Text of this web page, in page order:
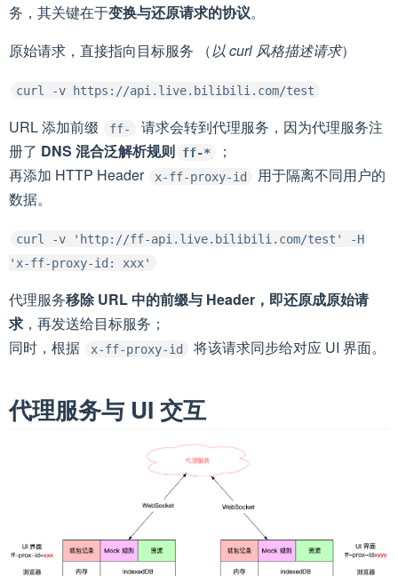
务，其关键在于变换与还原请求的协议。
原始请求，直接指向目标服务 （以 curl 风格描述请求）
curl -v https://api.live.bilibili.com/test
URL 添加前缀 ff-
请求会转到代理服务，因为代理服务注
册了 DNS 混合泛解析规则 ff-*
；
再添加 HTTP Header
x-ff-proxy-id
用于隔离不同用户的
数据。
curl -v 'http://ff-api.live.bilibili.com/test' -H
'x-ff-proxy-id: xxx'
代理服务移除 URL 中的前缀与 Header，即还原成原始请
求 ，再发送给目标服务；
同时，根据
x-ff-proxy-id 将该请求同步给对应 UI 界面。
代理服务与 UI 交互